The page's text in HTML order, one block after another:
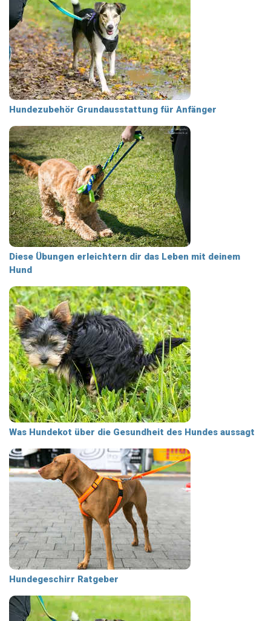
Hundezubehör Grundausstattung für Anfänger
Diese Übungen erleichtern dir das Leben mit deinem
Hund
Was Hundekot über die Gesundheit des Hundes aussagt
Hundegeschirr Ratgeber